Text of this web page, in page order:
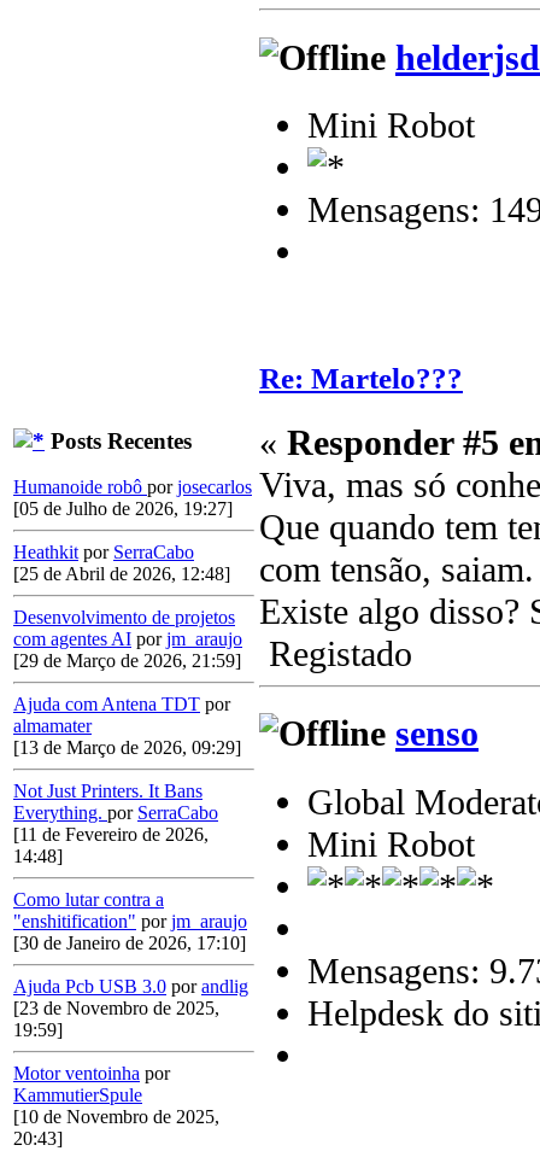
Posts Recentes
Humanoide robô porjosecarlos
[05 de Julho de 2026, 19:27]
Heathkit por SerraCabo
[25 de Abril de 2026, 12:48]
Desenvolvimento de projetos
com agentes AI porjm_araujo
[29 de Março de 2026, 21:59]
Ajuda com Antena TDT por
almamater
[13 de Março de 2026, 09:29]
Not Just Printers. It Bans
Everything. por SerraCabo
[11 de Fevereiro de 2026,
14:48]
Como lutar contra a
"enshitification" porjm_araujo
[30 de Janeiro de 2026, 17:10]
Ajuda Pcb USB 3.0 porandlig
[23 de Novembro de 2025,
19:59]
Motor ventoinha por
KammutierSpule
[10 de Novembro de 2025,
20:43]
helderjsd
Mini Robot
Mensagens:
Re: Martelo???
« Responder #5
Viva, mas só
Que quando tem
com tensão, saiam.
Existe algo disso?
Registado
senso
Global
Mini Robot
Mensagens:
Helpdesk do